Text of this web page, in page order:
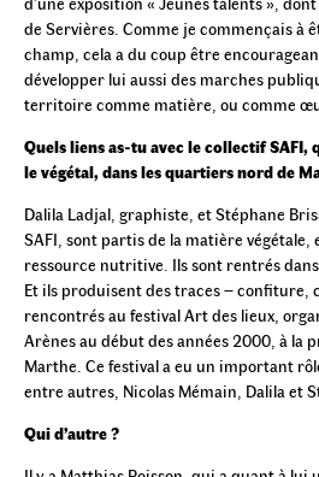
de Servières. Comme je commençais à
champ, cela a du coup être
développer lui aussi des marches
territoire comme matière, ou comme
Quels liens as-tu avec le collectif
le végétal, dans les quartiers nord de
Dalila Ladjal, graphiste, et Stéphane
SAFI, sont partis de la matière végétale,
ressource nutritive. Ils sont rentrés
Et ils produisent des traces – confiture,
rencontrés au festival Art des lieux,
Arènes au début des années 2000, à la
Marthe. Ce festival a eu un important
entre autres, Nicolas Mémain, Dalila et
Qui d’autre ?